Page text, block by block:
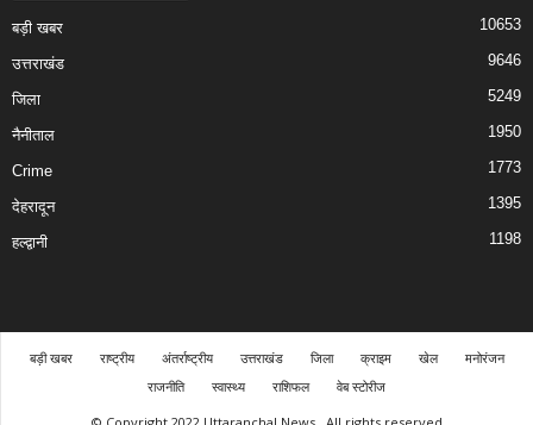
बड़ी खबर 10653
उत्तराखंड 9646
जिला 5249
नैनीताल 1950
Crime 1773
देहरादून 1395
हल्द्वानी 1198
बड़ी खबर राष्ट्रीय अंतर्राष्ट्रीय उत्तराखंड जिला क्राइम खेल
मनोरंजन
राजनीति
स्वास्थ्य राशिफल
वेब स्टोरीज